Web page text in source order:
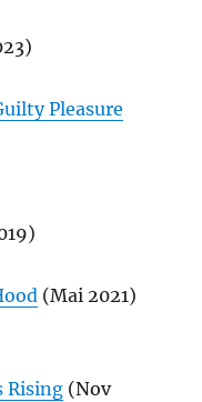
Pleasure
(Mai 2021)
Rising (Nov